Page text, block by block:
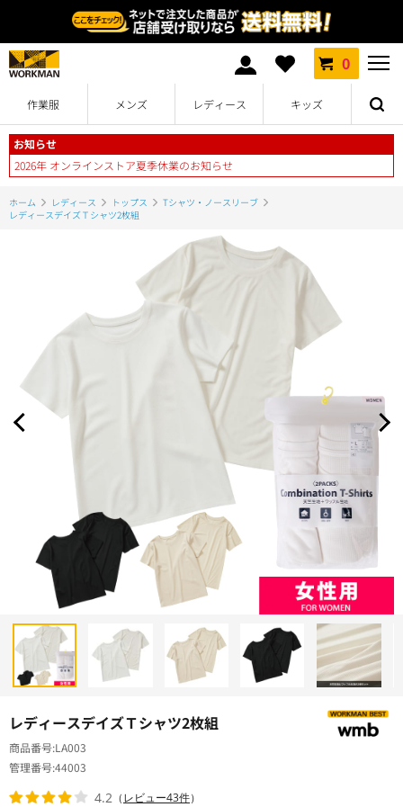
0
作業服 メンズ レディース キッズ
お知らせ
2026年 オンラインストア夏季休業のお知らせ
ホーム レディース トップス
Tシャツ・ノースリーブ
レディースデイズＴシャツ2枚組
レディースデイズＴシャツ2枚組
商品番号 LA003
管理番号44003
4.2 （レビュー43件）